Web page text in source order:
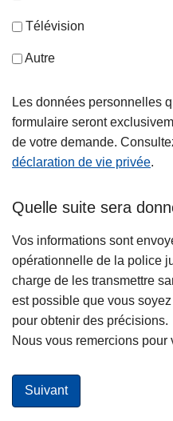
Télévision
Autre
Les données personnelles
formulaire seront
de votre demande.
déclaration de vie privée.
Quelle suite sera
Vos informations sont
opérationnelle de la police
charge de les transmettre
est possible que vous
pour obtenir des précisions.
Nous vous remercions pour